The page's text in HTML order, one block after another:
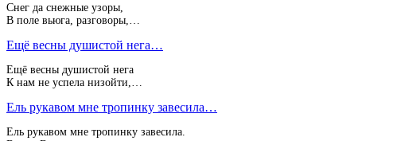
Снег да снежные узоры,
В поле вьюга, разговоры,…
Ещё весны душистой нега…
Ещё весны душистой нега
К нам не успела низойти,…
Ель рукавом мне тропинку завесила…
Ель рукавом мне тропинку завесила.